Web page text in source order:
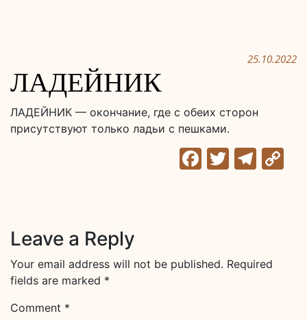
25.10.2022
ЛАДЕЙНИК
ЛАДЕЙНИК — окончание, где с обеих сторон
присутствуют только ладьи с пешками.
Facebook
Twitter
Leave a Reply
Your email address will not be published. Required
fields are marked *
Comment *